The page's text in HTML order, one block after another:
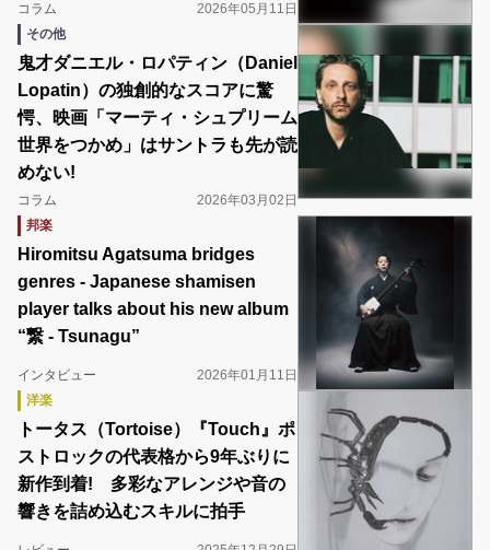
コラム
2026年05月11日
その他
鬼才ダニエル・ロパティン（Daniel
Lopatin）の独創的なスコアに驚
愕、映画「マーティ・シュプリーム
世界をつかめ」はサントラも先が読
めない!
コラム
2026年03月02日
邦楽
Hiromitsu Agatsuma bridges
genres - Japanese shamisen
player talks about his new album
“繋 - Tsunagu”
インタビュー
2026年01月11日
洋楽
トータス（Tortoise）『Touch』ポ
ストロックの代表格から9年ぶりに
新作到着! 多彩なアレンジや音の
響きを詰め込むスキルに拍手